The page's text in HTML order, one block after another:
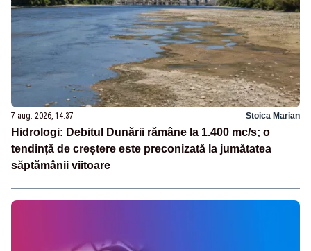
7 aug. 2026, 14:37 Stoica Marian
Hidrologi: Debitul Dunării rămâne la 1.400 mc/s; o
tendință de creștere este preconizată la jumătatea
săptămânii viitoare